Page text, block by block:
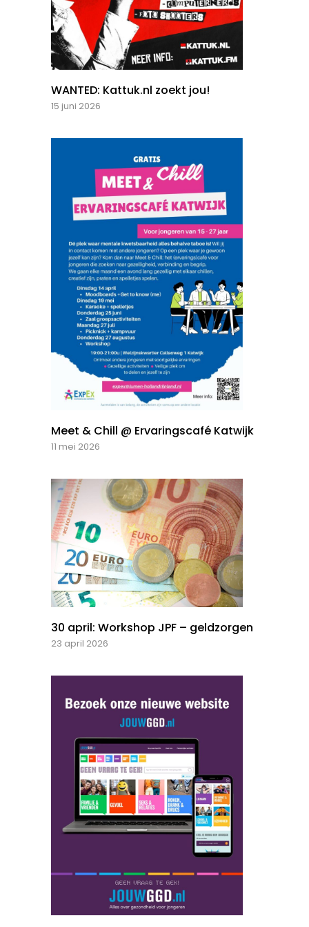
WANTED: Kattuk.nl zoekt jou!
15 juni 2026
Meet & Chill @ Ervaringscafé Katwijk
11 mei 2026
30 april: Workshop JPF – geldzorgen
23 april 2026